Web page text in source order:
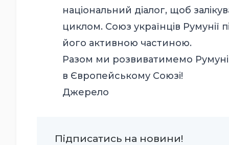
національний діалог, щоб
циклом. Союз українців Румунії
його активною частиною.
Разом ми розвиватимемо
в Європейському Союзі!
Джерело
Підписатись на новини!